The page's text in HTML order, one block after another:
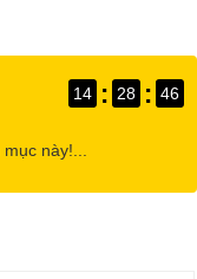
14 : 28 : 46
này!...